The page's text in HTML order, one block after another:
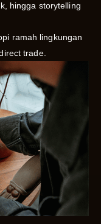
hingga storytelling
ramah lingkungan
trade.